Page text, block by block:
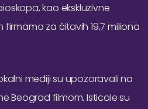
kao ekskluzivne
za čitavih 19,7 miliona
mediji su upozoravali na
Beograd filmom. Isticale su